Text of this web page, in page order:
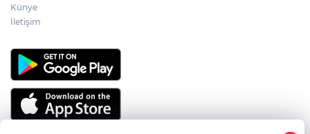
Künye
İletişim